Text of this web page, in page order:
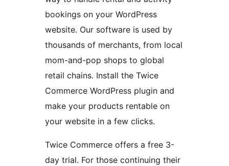
bookings on your WordPress
website. Our software is used by
thousands of merchants, from local
mom-and-pop shops to global
retail chains. Install the Twice
Commerce WordPress plugin and
make your products rentable on
your website in a few clicks.
Twice Commerce offers a free 3-
day trial. For those continuing their